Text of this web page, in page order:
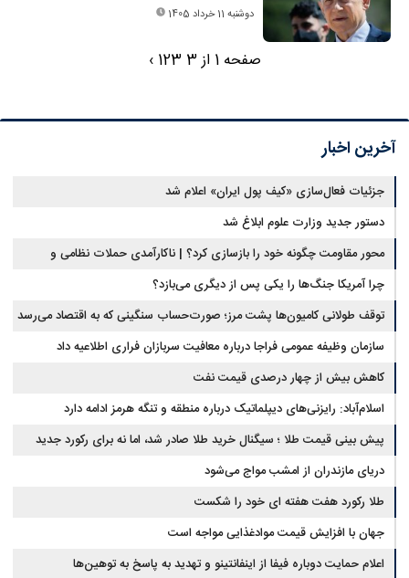
دوشنبه 11 خرداد 1405
صفحه 1 از 3 123
›
آخرین اخبار
جزئیات فعال‌سازی «کیف پول ایران» اعلام شد
دستور جدید وزارت علوم ابلاغ شد
محور مقاومت چگونه خود را بازسازی کرد؟ | ناکارآمدی حملات نظامی و
تحریم‌ها در فروپاشی شبکه منطقه‌ای ایران
چرا آمریکا جنگ‌ها را یکی پس از دیگری می‌بازد؟
توقف طولانی کامیون‌ها پشت مرز؛ صورت‌حساب سنگینی که به اقتصاد می‌رسد
سازمان وظیفه عمومی فراجا درباره معافیت سربازان فراری اطلاعیه داد
کاهش بیش از چهار درصدی قیمت نفت
اسلام‌آباد: رایزنی‌های دیپلماتیک درباره منطقه و تنگه هرمز ادامه دارد
پیش بینی قیمت طلا ؛ سیگنال خرید طلا صادر شد، اما نه برای رکورد جدید
دریای مازندران از امشب مواج می‌شود
طلا رکورد هفت هفته ای خود را شکست
جهان با افزایش قیمت موادغذایی مواجه است
اعلام حمایت دوباره فیفا از اینفانتینو و تهدید به پاسخ به توهین‌ها